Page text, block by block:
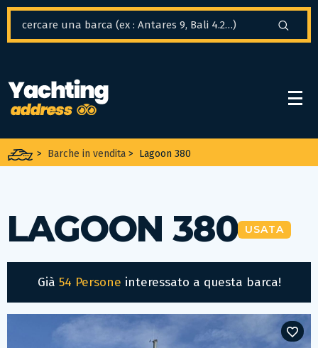
> Barche in vendita > Lagoon 380
LAGOON 380 USATA
Già 54 Persone interessato a questa barca!
Pannello di gestione dei cookies